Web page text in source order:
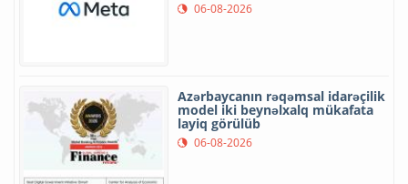
06-08-2026
Azərbaycanın rəqəmsal idarəçilik
model iki beynəlxalq mükafata
layiq görülüb
06-08-2026